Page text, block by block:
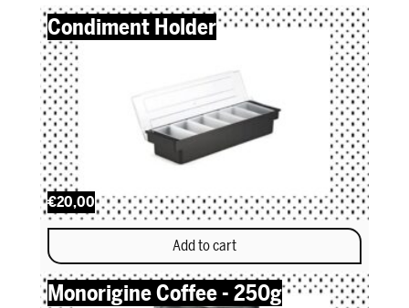
Condiment Holder
€20,00
Add to cart
Monorigine Coffee - 250g